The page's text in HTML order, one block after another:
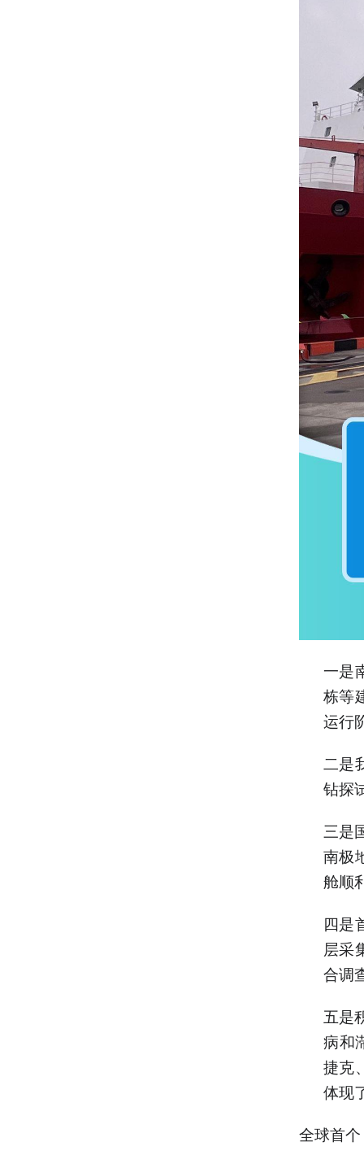
一是
栋等
运行
二是
钻探
三是
南极
舱顺
四是
层采
合调
五是
病和
捷克
体现
全球首个